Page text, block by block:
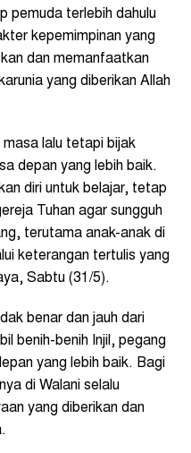
pemuda terlebih dahulu
kepemimpinan yang
dan memanfaatkan
yang diberikan Allah
masa lalu tetapi bijak
depan yang lebih baik.
diri untuk belajar, tetap
Tuhan agar sungguh
terutama anak-anak di
keterangan tertulis yang
Sabtu (31/5).
benar dan jauh dari
benih-benih Injil, pegang
yang lebih baik. Bagi
di Walani selalu
yang diberikan dan